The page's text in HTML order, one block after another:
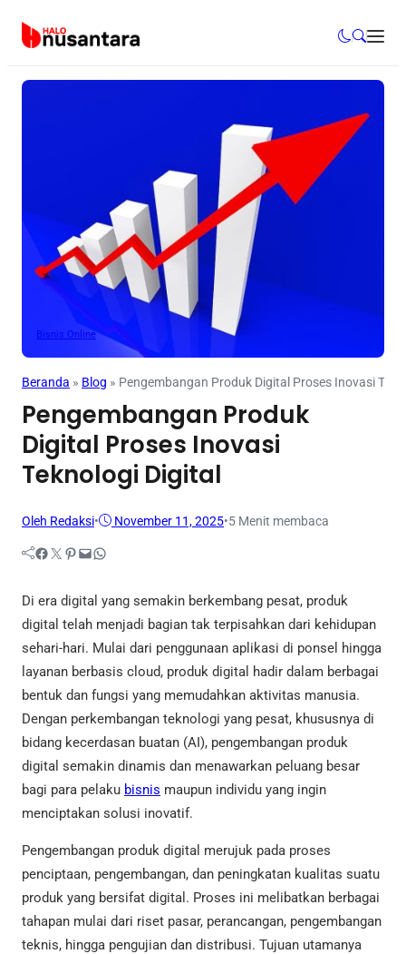
Bisnis Online
Beranda » Blog » Pengembangan Produk Digital Proses Inovasi
Pengembangan Produk
Digital Proses Inovasi
Teknologi Digital
Oleh Redaksi• November 11, 2025•5 Menit membaca
Facebook Twitter Pinterest Mail WhatsApp
Di era digital yang semakin berkembang pesat, produk
digital telah menjadi bagian tak terpisahkan dari kehidupan
sehari-hari. Mulai dari penggunaan aplikasi di ponsel hingga
layanan berbasis cloud, produk digital hadir dalam berbagai
bentuk dan fungsi yang memudahkan aktivitas manusia.
Dengan perkembangan teknologi yang pesat, khususnya di
bidang kecerdasan buatan (AI), pengembangan produk
digital semakin dinamis dan menawarkan peluang besar
bagi para pelaku bisnis maupun individu yang ingin
menciptakan solusi inovatif.
Pengembangan produk digital merujuk pada proses
penciptaan, pengembangan, dan peningkatan kualitas suatu
produk yang bersifat digital. Proses ini melibatkan berbagai
tahapan mulai dari riset pasar, perancangan, pengembangan
teknis, hingga pengujian dan distribusi. Tujuan utamanya